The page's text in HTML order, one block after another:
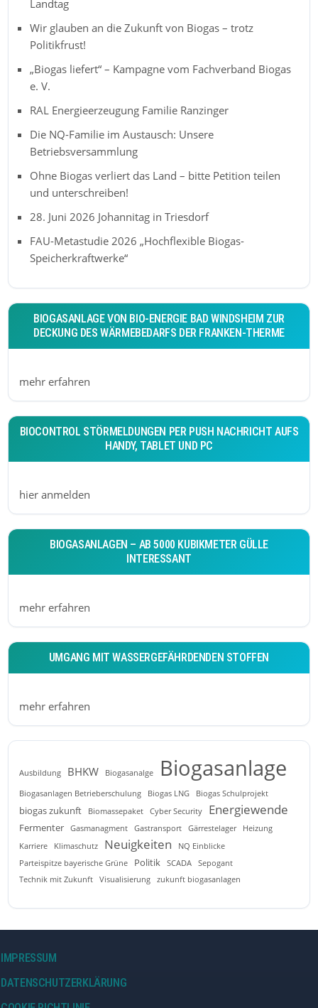
Landtag
Wir glauben an die Zukunft von Biogas – trotz
Politikfrust!
„Biogas liefert“ – Kampagne vom Fachverband Biogas
e. V.
RAL Energieerzeugung Familie Ranzinger
Die NQ-Familie im Austausch: Unsere
Betriebsversammlung
Ohne Biogas verliert das Land – bitte Petition teilen
und unterschreiben!
28. Juni 2026 Johannitag in Triesdorf
FAU-Metastudie 2026 „Hochflexible Biogas-
Speicherkraftwerke“
BIOGASANLAGE VON BIO-ENERGIE BAD WINDSHEIM ZUR
DECKUNG DES WÄRMEBEDARFS DER FRANKEN-THERME
mehr erfahren
BIOCONTROL STÖRMELDUNGEN PER PUSH NACHRICHT AUFS
HANDY, TABLET UND PC
hier anmelden
BIOGASANLAGEN – AB 5000 KUBIKMETER GÜLLE
INTERESSANT
mehr erfahren
UMGANG MIT WASSERGEFÄHRDENDEN STOFFEN
mehr erfahren
Ausbildung BHKW Biogasanalge Biogasanlage
Biogasanlagen Betrieberschulung Biogas LNG Biogas Schulprojekt
biogas zukunft Biomassepaket Cyber Security Energiewende
Fermenter Gasmanagment Gastransport Gärrestelager
Heizung
Karriere
Klimaschutz Neuigkeiten
NQ Einblicke
Parteispitze bayerische Grüne
Politik SCADA
Sepogant
Technik mit Zukunft
Visualisierung zukunft biogasanlagen
IMPRESSUM
DATENSCHUTZERKLÄRUNG